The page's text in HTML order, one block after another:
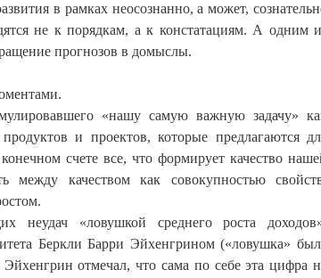
в рамках неосознанно, а может,
не к порядкам, а к констатациям. А одним
прогнозов в домыслы.
«нашу самую важную задачу»
и проектов, которые предлагаются
счете все, что формирует качество
между качеством как совокупностью
неудач «ловушкой среднего роста
Беркли Барри Эйхенгрином («ловушка»
отмечал, что сама по себе эта цифра